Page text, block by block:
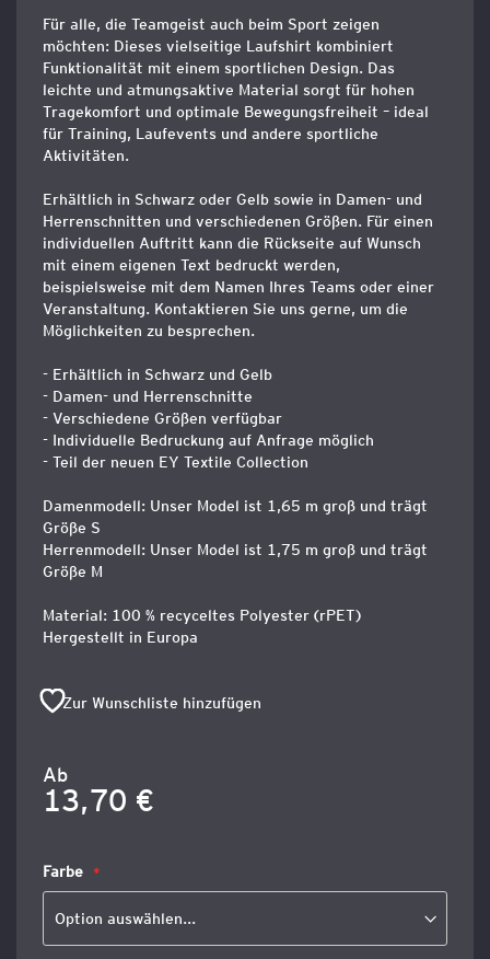
Für alle, die Teamgeist auch beim Sport zeigen
möchten: Dieses vielseitige Laufshirt kombiniert
Funktionalität mit einem sportlichen Design. Das
leichte und atmungsaktive Material sorgt für hohen
Tragekomfort und optimale Bewegungsfreiheit – ideal
für Training, Laufevents und andere sportliche
Aktivitäten.
Erhältlich in Schwarz oder Gelb sowie in Damen- und
Herrenschnitten und verschiedenen Größen. Für einen
individuellen Auftritt kann die Rückseite auf Wunsch
mit einem eigenen Text bedruckt werden,
beispielsweise mit dem Namen Ihres Teams oder einer
Veranstaltung. Kontaktieren Sie uns gerne, um die
Möglichkeiten zu besprechen.
- Erhältlich in Schwarz und Gelb
- Damen- und Herrenschnitte
- Verschiedene Größen verfügbar
- Individuelle Bedruckung auf Anfrage möglich
- Teil der neuen EY Textile Collection
Damenmodell: Unser Model ist 1,65 m groß und trägt
Größe S
Herrenmodell: Unser Model ist 1,75 m groß und trägt
Größe M
Material: 100 % recyceltes Polyester (rPET)
Hergestellt in Europa
Zur Wunschliste hinzufügen
Ab
13,70 €
Farbe